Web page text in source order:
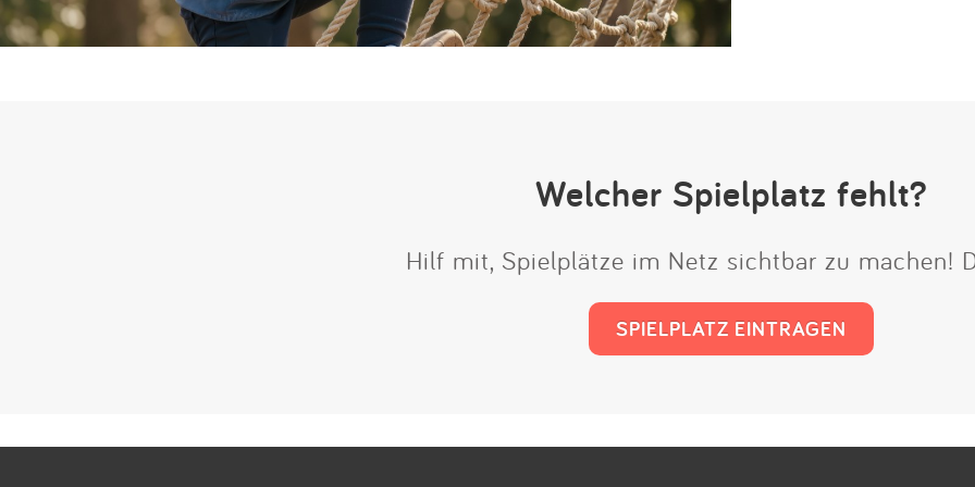
Welcher Spielplatz fehlt?
Hilf mit, Spielplätze im Netz sichtbar zu machen!
SPIELPLATZ EINTRAGEN